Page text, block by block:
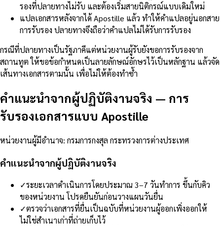
รองที่ปลายทางไม่รับ และต้องเริ่มสายนิติกรณ์แบบเดิมใหม่
แปลเอกสารหลังจากได้ Apostille แล้ว ทำให้คำแปลอยู่นอกสาย
การรับรอง ปลายทางจึงถือว่าคำแปลไม่ได้รับการรับรอง
กรณีที่ปลายทางเป็นรัฐภาคีแต่หน่วยงานผู้รับยังขอการรับรองจาก
สถานทูต ให้ขอข้อกำหนดเป็นลายลักษณ์อักษรไว้เป็นหลักฐาน แล้วจัด
เส้นทางเอกสารตามนั้น เพื่อไม่ให้ต้องทำซ้ำ
คำแนะนำจากผู้ปฏิบัติงานจริง — การ
รับรองเอกสารแบบ Apostille
หน่วยงานผู้มีอำนาจ: กรมการกงสุล กระทรวงการต่างประเทศ
คำแนะนำจากผู้ปฏิบัติงานจริง
✓ระยะเวลาดำเนินการโดยประมาณ 3–7 วันทำการ ขึ้นกับคิว
ของหน่วยงาน โปรดยืนยันก่อนวางแผนวันยื่น
✓ตรวจว่าเอกสารที่ยื่นเป็นฉบับที่หน่วยงานผู้ออกเพิ่งออกให้
ไม่ใช่สำเนาเก่าที่ถ่ายเก็บไว้